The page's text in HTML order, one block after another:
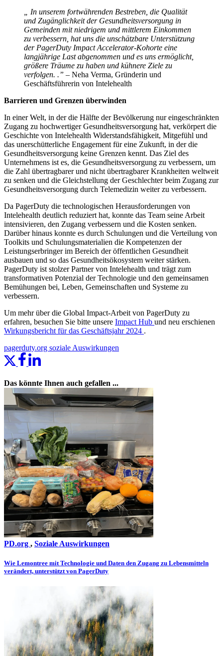
In unserem fortwährenden Bestreben, die Qualität
und Zugänglichkeit der Gesundheitsversorgung in
Gemeinden mit niedrigem und mittlerem Einkommen
zu verbessern, hat uns die unschätzbare Unterstützung
der PagerDuty Impact Accelerator-Kohorte eine
langjährige Last abgenommen und es uns ermöglicht,
größere Träume zu haben und kühnere Ziele zu
verfolgen. .” – Neha Verma, Gründerin und
Geschäftsführerin von Intelehealth
Barrieren und Grenzen überwinden
In einer Welt, in der die Hälfte der Bevölkerung nur eingeschränkten
Zugang zu hochwertiger Gesundheitsversorgung hat, verkörpert die
Geschichte von Intelehealth Widerstandsfähigkeit, Mitgefühl und
das unerschütterliche Engagement für eine Zukunft, in der die
Gesundheitsversorgung keine Grenzen kennt. Das Ziel des
Unternehmens ist es, die Gesundheitsversorgung zu verbessern, um
die Zahl übertragbarer und nicht übertragbarer Krankheiten weltweit
zu senken und die Gleichstellung der Geschlechter beim Zugang zur
Gesundheitsversorgung durch Telemedizin weiter zu verbessern.
Da PagerDuty die technologischen Herausforderungen von
Intelehealth deutlich reduziert hat, konnte das Team seine Arbeit
intensivieren, den Zugang verbessern und die Kosten senken.
Darüber hinaus konnte es durch Schulungen und die Verteilung von
Toolkits und Schulungsmaterialien die Kompetenzen der
Leistungserbringer im Bereich der öffentlichen Gesundheit
ausbauen und so das Gesundheitsökosystem weiter stärken.
PagerDuty ist stolzer Partner von Intelehealth und trägt zum
transformativen Potenzial der Technologie und den gemeinsamen
Bemühungen bei, Leben, Gemeinschaften und Systeme zu
verbessern.
Um mehr über die Global Impact-Arbeit von PagerDuty zu
erfahren, besuchen Sie bitte unsere Impact Hub und neu erschienen
Wirkungsbericht für das Geschäftsjahr 2024 .
pagerduty.org soziale Auswirkungen
Das könnte Ihnen auch gefallen ...
PD.org , Soziale Auswirkungen
Wie Lemontree mit Technologie und Daten den Zugang zu Lebensmitteln
verändert, unterstützt von PagerDuty